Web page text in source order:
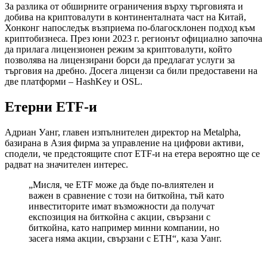
За разлика от обширните ограничения върху търговията и
добива на криптовалути в континенталната част на Китай,
Хонконг напоследък възприема по-благосклонен подход към
криптобизнеса. През юни 2023 г. регионът официално започна
да прилага лицензионен режим за криптовалути, който
позволява на лицензирани борси да предлагат услуги за
търговия на дребно. Досега лицензи са били предоставени на
две платформи – HashKey и OSL.
Етерни ETF-и
Адриан Уанг, главен изпълнителен директор на Metalpha,
базирана в Азия фирма за управление на цифрови активи,
сподели, че предстоящите спот ETF-и на етера вероятно ще се
радват на значителен интерес.
„Мисля, че ETF може да бъде по-влиятелен и
важен в сравнение с този на биткойна, тъй като
инвеститорите имат възможности да получат
експозиция на биткойна с акции, свързани с
биткойна, като например минни компании, но
засега няма акции, свързани с ETH“, каза Уанг.